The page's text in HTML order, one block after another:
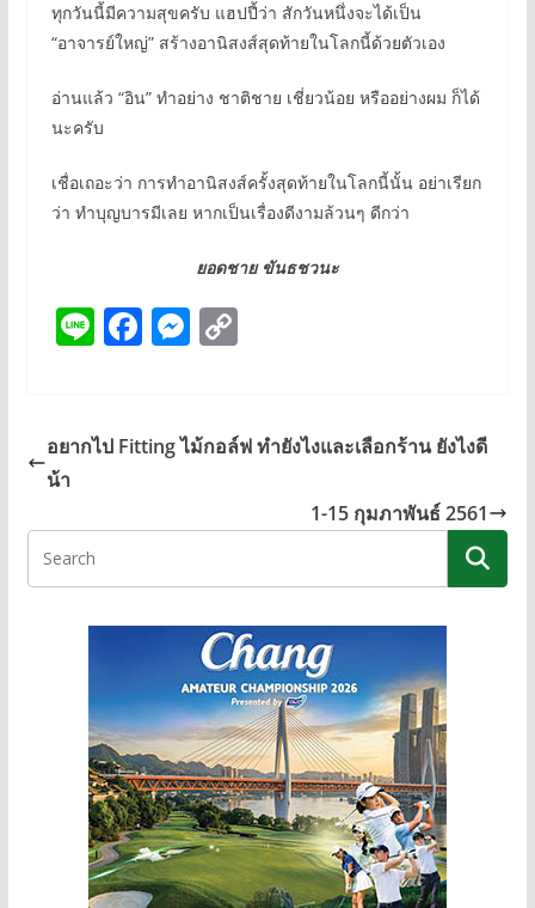
ทุกวันนี้มีความสุขครับ แฮปปี้ว่า สักวันหนึ่งจะได้เป็น
“อาจารย์ใหญ่” สร้างอานิสงส์สุดท้ายในโลกนี้ด้วยตัวเอง
อ่านแล้ว “อิน” ทำอย่าง ชาติชาย เชี่ยวน้อย หรืออย่างผม ก็ได้
นะครับ
เชื่อเถอะว่า การทำอานิสงส์ครั้งสุดท้ายในโลกนี้นั้น อย่าเรียก
ว่า ทำบุญบารมีเลย หากเป็นเรื่องดีงามล้วนๆ ดีกว่า
ยอดชาย ขันธชวนะ
Li F
b
o
M
e
g
C
y
n
อยากไป Fitting ไม้กอล์ฟ ทำยังไงและเลือกร้าน ยังไงดี
น้า
1-15 กุมภาพันธ์ 2561